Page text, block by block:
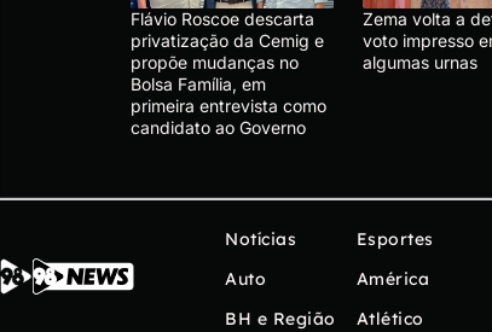
Flávio Roscoe descarta
privatização da Cemig e
propõe mudanças no
Bolsa Família, em
primeira entrevista como
candidato ao Governo
Zema volta a
voto impresso
algumas urnas
Notícias
Auto
BH e Região
Esportes
América
Atlético